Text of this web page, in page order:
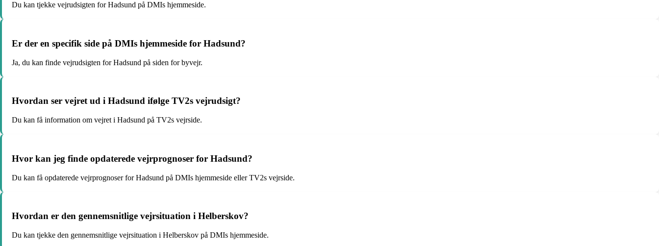
Du kan tjekke vejrudsigten for Hadsund på DMIs hjemmeside.
Er der en specifik side på DMIs hjemmeside for Hadsund?
Ja, du kan finde vejrudsigten for Hadsund på siden for byvejr.
Hvordan ser vejret ud i Hadsund ifølge TV2s vejrudsigt?
Du kan få information om vejret i Hadsund på TV2s vejrside.
Hvor kan jeg finde opdaterede vejrprognoser for Hadsund?
Du kan få opdaterede vejrprognoser for Hadsund på DMIs hjemmeside eller TV2s vejrside.
Hvordan er den gennemsnitlige vejrsituation i Helberskov?
Du kan tjekke den gennemsnitlige vejrsituation i Helberskov på DMIs hjemmeside.